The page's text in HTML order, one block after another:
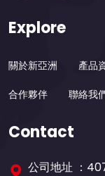
Explore
關於新亞洲 產品
合作夥伴 聯絡我
Contact
公司地址 ：